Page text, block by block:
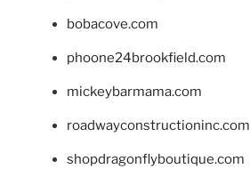
bobacove.com
phoone24brookfield.com
mickeybarmama.com
roadwayconstructioninc.com
shopdragonflyboutique.com